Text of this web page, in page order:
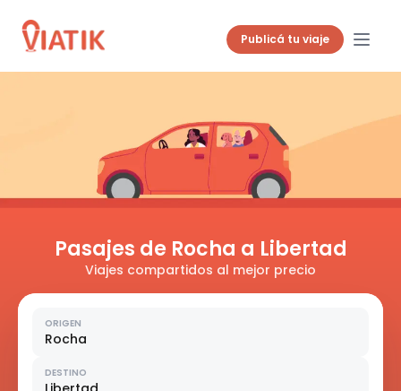
Publicá tu viaje
Pasajes de Rocha a Libertad
Viajes compartidos al mejor precio
ORIGEN
Rocha
DESTINO